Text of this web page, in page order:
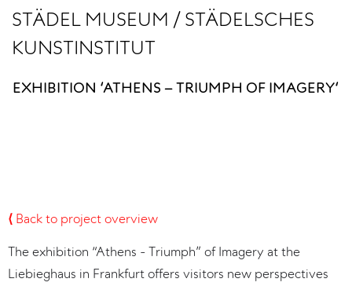
STÄDEL MUSEUM / STÄDELSCHES
KUNSTINSTITUT
EXHIBITION ‘ATHENS – TRIUMPH OF IMAGERY‘
⟨ Back to project overview
The exhibition “Athens - Triumph” of Imagery at the
Liebieghaus in Frankfurt offers visitors new perspectives